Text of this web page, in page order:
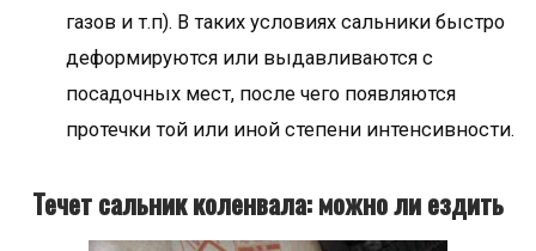
газов и т.п). В таких условиях сальники быстро
деформируются или выдавливаются с
посадочных мест, после чего появляются
протечки той или иной степени интенсивности.
Течет сальник коленвала: можно ли ездить